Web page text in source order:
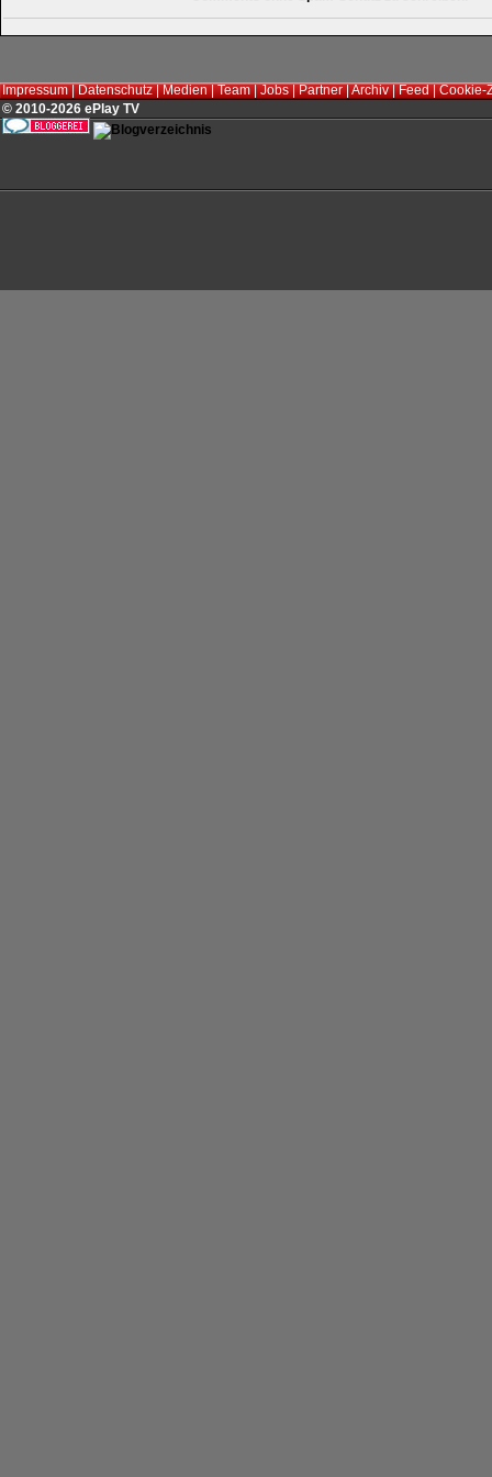
Impressum|Datenschutz|Medien|Team|Jobs|Partner|Archiv|Feed|Cookie-
© 2010-2026 ePlay TV